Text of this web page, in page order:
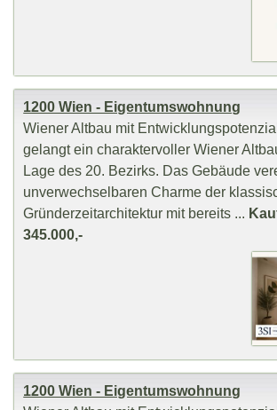
1200 Wien - Eigentumswohnung
Wiener Altbau mit
gelangt ein charaktervoller Wiener
Lage des 20. Bezirks. Das Gebäude
unverwechselbaren Charme der
Gründerzeitarchitektur mit bereits ...
345.000,-
1200 Wien - Eigentumswohnung